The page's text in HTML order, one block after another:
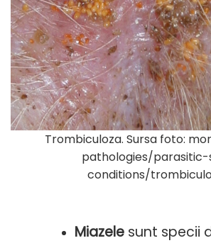
Trombiculoza. Sursa foto:
pathologies/parasitic-
conditions/
Miazelesunt specii